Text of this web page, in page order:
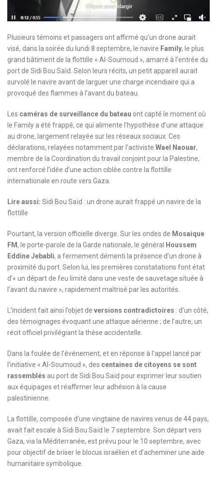
Plusieurs témoins et passagers ont affirmé qu’un drone aurait
visé, dans la soirée du lundi 8 septembre, le navire Family, le plus
grand bâtiment de la flottille « Al-Soumoud », amarré à l’entrée du
port de Sidi Bou Saïd. Selon leurs récits, un petit appareil aurait
survolé le navire avant de larguer une charge incendiaire qui a
provoqué des flammes à l’avant du bateau.
Les caméras de surveillance du bateau ont capté le moment où
le Family a été frappé, ce qui alimente l’hypothèse d’une attaque
au drone, largement relayée sur les réseaux sociaux. Ces
déclarations, relayées notamment par l’activiste Wael Naouar,
membre de la Coordination du travail conjoint pour la Palestine,
ont renforcé l’idée d’une action ciblée contre la flottille
internationale en route vers Gaza.
Lire aussi: Sidi Bou Saïd : un drone aurait frappé un navire de la
flottille
Pourtant, la version officielle diverge. Sur les ondes de Mosaique
FM, le porte-parole de la Garde nationale, le général
Houssem
Eddine Jebabli, a fermement démenti la présence d’un drone à
proximité du port. Selon lui, les premières constatations font état
d’« un départ de feu limité dans une veste de sauvetage située à
l’avant du navire », rapidement maîtrisé par les autorités.
L’incident fait ainsi l’objet de versions contradictoires : d’un côté,
des témoignages évoquant une attaque aérienne ; de l’autre, un
récit officiel privilégiant la thèse accidentelle.
Dans la foulée de l’événement, et en réponse à l’appel lancé par
l’initiative « Al-Soumoud », des centaines de citoyens se sont
rassemblés au port de Sidi Bou Saïd pour exprimer leur soutien
aux équipages et réaffirmer leur adhésion à la cause
palestinienne.
La flottille, composée d’une vingtaine de navires venus de 44 pays,
avait fait escale à Sidi Bou Saïd le 7 septembre. Son départ vers
Gaza, via la Méditerranée, est prévu pour le 10 septembre, avec
pour objectif de briser le blocus israélien et d’acheminer une aide
humanitaire symbolique.